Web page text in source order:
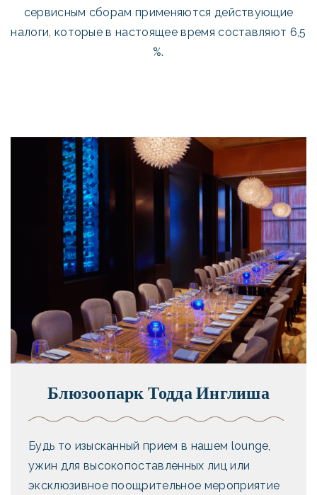
сервисным сборам применяются действующие
налоги, которые в настоящее время составляют 6,5
%.
Блюзоопарк Тодда Инглиша
Будь то изысканный прием в нашем lounge,
ужин для высокопоставленных лиц или
эксклюзивное поощрительное мероприятие